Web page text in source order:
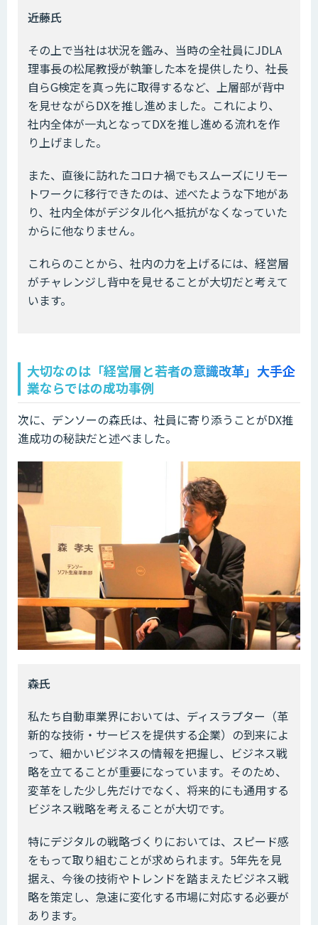
――近藤氏
その上で当社は状況を鑑み、当時の全社員にJDLA
理事長の松尾教授が執筆した本を提供したり、社長
自らG検定を真っ先に取得するなど、上層部が背中
を見せながらDXを推し進めました。これにより、
社内全体が一丸となってDXを推し進める流れを作
り上げました。
また、直後に訪れたコロナ禍でもスムーズにリモー
トワークに移行できたのは、述べたような下地があ
り、社内全体がデジタル化へ抵抗がなくなっていた
からに他なりません。
これらのことから、社内の力を上げるには、経営層
がチャレンジし背中を見せることが大切だと考えて
います。
大切なのは「経営層と若者の意識改革」大手企
業ならではの成功事例
次に、デンソーの森氏は、社員に寄り添うことがDX推
進成功の秘訣だと述べました。
――森氏
私たち自動車業界においては、ディスラプター（革
新的な技術・サービスを提供する企業）の到来によ
って、細かいビジネスの情報を把握し、ビジネス戦
略を立てることが重要になっています。そのため、
変革をした少し先だけでなく、将来的にも通用する
ビジネス戦略を考えることが大切です。
特にデジタルの戦略づくりにおいては、スピード感
をもって取り組むことが求められます。5年先を見
据え、今後の技術やトレンドを踏まえたビジネス戦
略を策定し、急速に変化する市場に対応する必要が
あります。